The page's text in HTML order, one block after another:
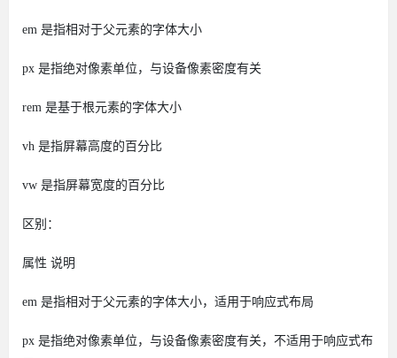
em 是指相对于父元素的字体大小
px 是指绝对像素单位，与设备像素密度有关
rem 是基于根元素的字体大小
vh 是指屏幕高度的百分比
vw 是指屏幕宽度的百分比
区别：
属性 说明
em 是指相对于父元素的字体大小，适用于响应式布局
px 是指绝对像素单位，与设备像素密度有关，不适用于响应式布